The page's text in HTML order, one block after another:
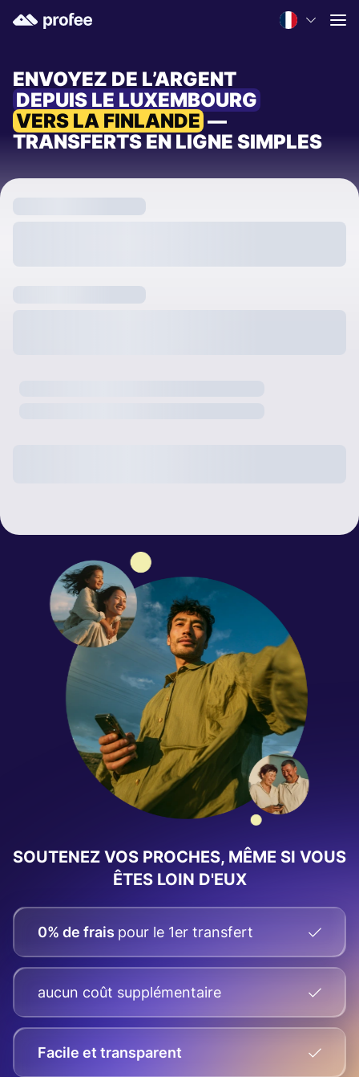
ENVOYEZ DE L’ARGENT
DEPUIS LE LUXEMBOURG
VERS LA FINLANDE —
TRANSFERTS EN LIGNE SIMPLES
SOUTENEZ VOS PROCHES, MÊME SI VOUS
ÊTES LOIN D'EUX
0% de frais pour le 1er transfert
aucun coût supplémentaire
Facile et transparent